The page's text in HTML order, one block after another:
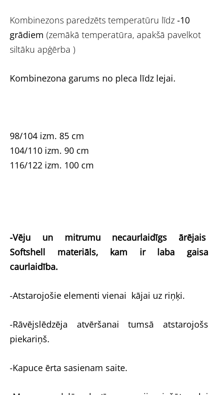
Kombinezons paredzēts temperatūru līdz -10
grādiem (zemākā temperatūra, apakšā pavelkot
siltāku apģērba )
Kombinezona garums no pleca līdz lejai.
98/104 izm. 85 cm
104/110 izm. 90 cm
116/122 izm. 100 cm
-Vēju un mitrumu necaurlaidīgs ārējais
Softshell materiāls, kam ir laba gaisa
caurlaidība.
-Atstarojošie elementi vienai kājai uz riņķi.
-Rāvējslēdzēja atvēršanai tumsā atstarojošs
piekariņš.
-Kapuce ērta sasienam saite.